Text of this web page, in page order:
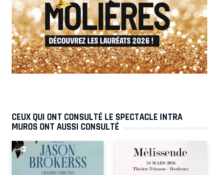
CEUX QUI ONT CONSULTÉ LE SPECTACLE INTRA
MUROS ONT AUSSI CONSULTÉ